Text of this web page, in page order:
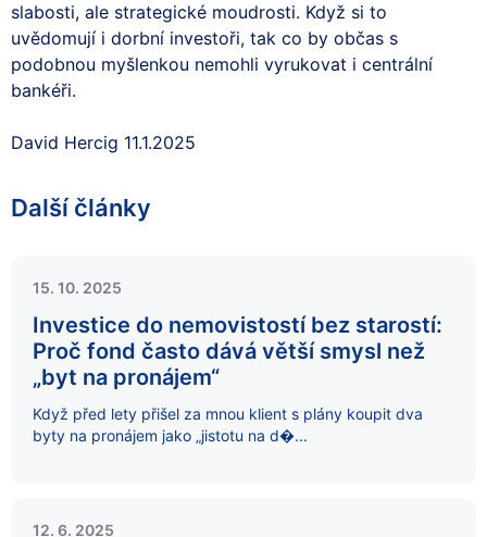
slabosti, ale strategické moudrosti. Když si to
uvědomují i dorbní investoři, tak co by občas s
podobnou myšlenkou nemohli vyrukovat i centrální
bankéři.
David Hercig 11.1.2025
Další články
15. 10. 2025
Investice do nemovistostí bez starostí:
Proč fond často dává větší smysl než
„byt na pronájem“
Když před lety přišel za mnou klient s plány koupit dva
byty na pronájem jako „jistotu na d�...
12. 6. 2025